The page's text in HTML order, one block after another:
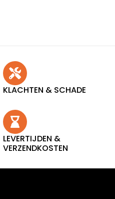
KLACHTEN & SCHADE
LEVERTIJDEN &
VERZENDKOSTEN